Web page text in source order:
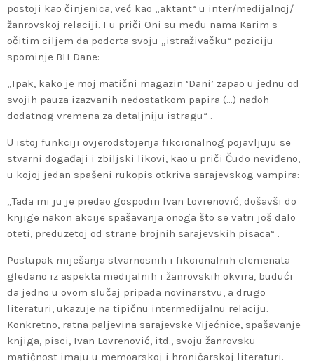
postoji kao činjenica, već kao „aktant“ u inter/medijalnoj/
žanrovskoj relaciji. I u priči Oni su među nama Karim s
očitim ciljem da podcrta svoju „istraživačku“ poziciju
spominje BH Dane:
„Ipak, kako je moj matični magazin ‘Dani’ zapao u jednu od
svojih pauza izazvanih nedostatkom papira (…) nađoh
dodatnog vremena za detaljniju istragu“ .
U istoj funkciji ovjerodstojenja fikcionalnog pojavljuju se
stvarni događaji i zbiljski likovi, kao u priči Čudo neviđeno,
u kojoj jedan spašeni rukopis otkriva sarajevskog vampira:
„Tada mi ju je predao gospodin Ivan Lovrenović, došavši do
knjige nakon akcije spašavanja onoga što se vatri još dalo
oteti, preduzetoj od strane brojnih sarajevskih pisaca“ .
Postupak miješanja stvarnosnih i fikcionalnih elemenata
gledano iz aspekta medijalnih i žanrovskih okvira, budući
da jedno u ovom slučaj pripada novinarstvu, a drugo
literaturi, ukazuje na tipičnu intermedijalnu relaciju.
Konkretno, ratna paljevina sarajevske Vijećnice, spašavanje
knjiga, pisci, Ivan Lovrenović, itd., svoju žanrovsku
matičnost imaju u memoarskoj i hroničarskoj literaturi.